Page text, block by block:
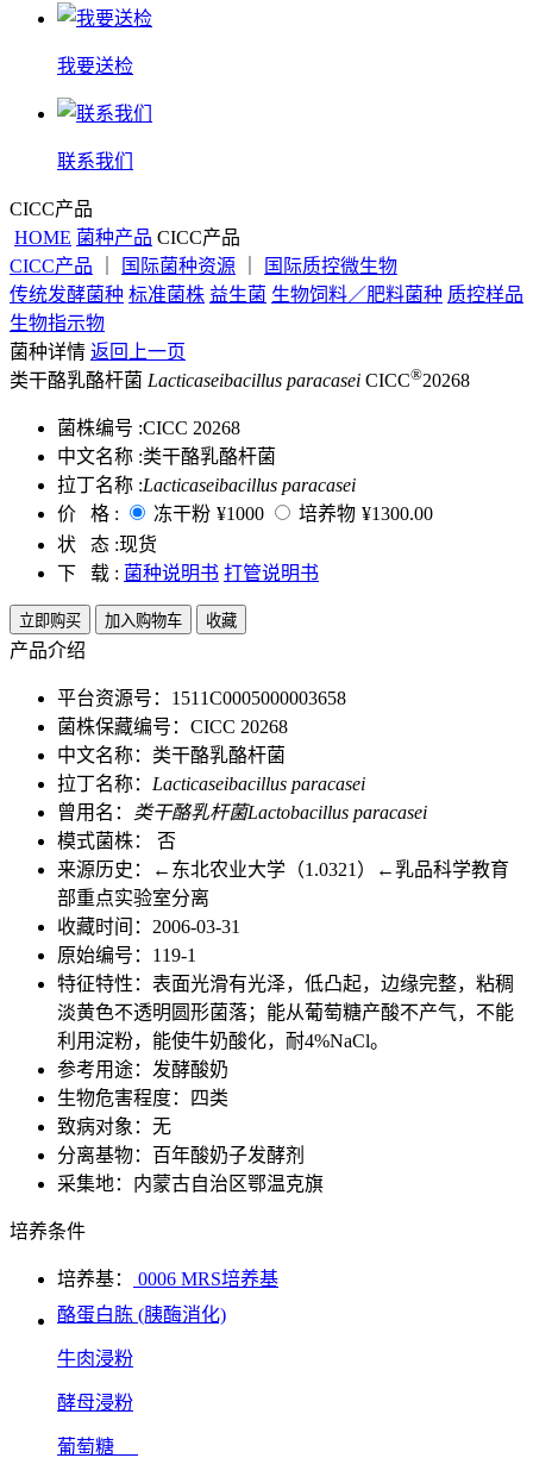
我要送检
联系我们
CICC产品
HOME 菌种产品 CICC产品
CICC产品
国际菌种资源
国际质控微生物
传统发酵菌种 标准菌株 益生菌 生物饲料／肥料菌种 质控样品
生物指示物
菌种详情 返回上一页
类干酪乳酪杆菌 Lacticaseibacillus paracasei CICC®20268
菌株编号 :CICC 20268
中文名称 :类干酪乳酪杆菌
拉丁名称 :Lacticaseibacillus paracasei
价 格 :
冻干粉 ¥1000 培养物 ¥1300.00
状 态 :现货
下 载 : 菌种说明书 打管说明书
立即购买 加入购物车 收藏
产品介绍
平台资源号：1511C0005000003658
菌株保藏编号：CICC 20268
中文名称：类干酪乳酪杆菌
拉丁名称： Lacticaseibacillus paracasei
曾用名：
类干酪乳杆菌Lactobacillus paracasei
模式菌株： 否
来源历史：←东北农业大学（1.0321）←乳品科学教育
部重点实验室分离
收藏时间：2006-03-31
原始编号：119-1
特征特性：表面光滑有光泽，低凸起，边缘完整，粘稠
淡黄色不透明圆形菌落；能从葡萄糖产酸不产气，不能
利用淀粉，能使牛奶酸化，耐4%NaCl。
参考用途：发酵酸奶
生物危害程度：四类
致病对象：无
分离基物：百年酸奶子发酵剂
采集地：内蒙古自治区鄂温克旗
培养条件
培养基：
0006 MRS培养基
酪蛋白胨 (胰酶消化)
牛肉浸粉
酵母浸粉
葡萄糖